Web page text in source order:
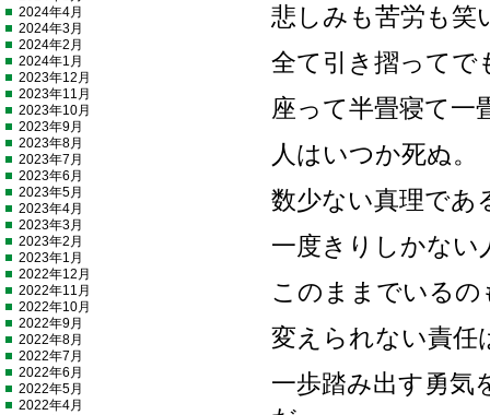
悲しみも苦労も笑
全て引き摺ってで
座って半畳寝て一
人はいつか死ぬ。
数少ない真理であ
一度きりしかない
このままでいるの
変えられない責任
一歩踏み出す勇気
2024年4月
2024年3月
2024年2月
2024年1月
2023年12月
2023年11月
2023年10月
2023年9月
2023年8月
2023年7月
2023年6月
2023年5月
2023年4月
2023年3月
2023年2月
2023年1月
2022年12月
2022年11月
2022年10月
2022年9月
2022年8月
2022年7月
2022年6月
2022年5月
2022年4月